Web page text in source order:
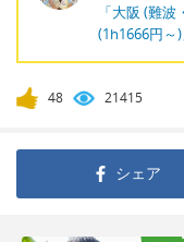
「大阪 (難
(1h1666円～)
48 21415
シェア